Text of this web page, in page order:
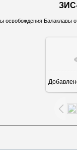
освобождения Балаклавы